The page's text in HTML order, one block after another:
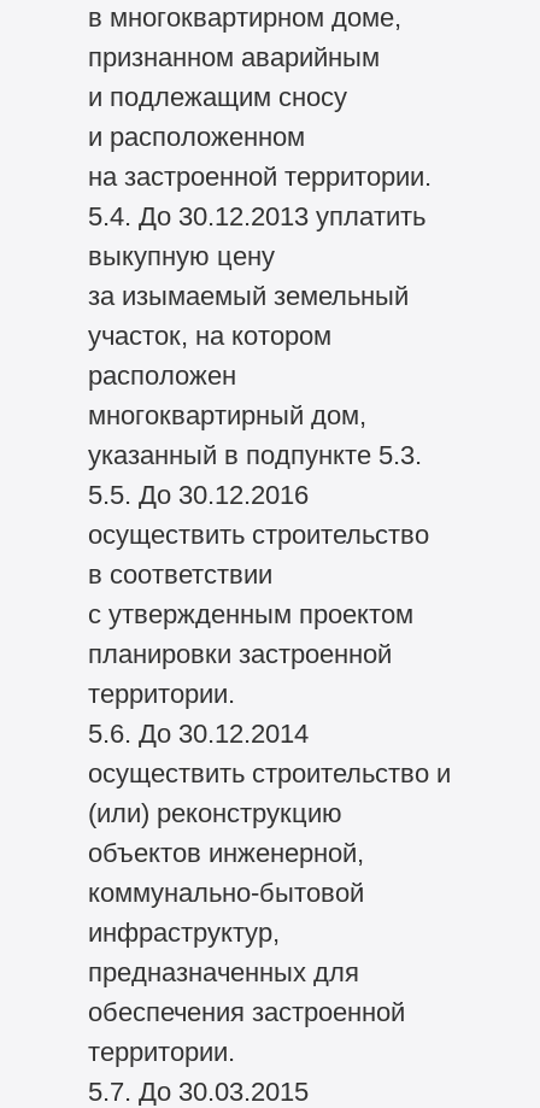
в многоквартирном доме,
признанном аварийным
и подлежащим сносу
и расположенном
на застроенной территории.
5.4. До 30.12.2013 уплатить
выкупную цену
за изымаемый земельный
участок, на котором
расположен
многоквартирный дом,
указанный в подпункте 5.3.
5.5. До 30.12.2016
осуществить строительство
в соответствии
с утвержденным проектом
планировки застроенной
территории.
5.6. До 30.12.2014
осуществить строительство и
(или) реконструкцию
объектов инженерной,
коммунально-бытовой
инфраструктур,
предназначенных для
обеспечения застроенной
территории.
5.7. До 30.03.2015